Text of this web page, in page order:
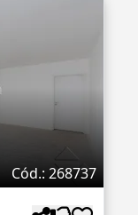
Cód.: 268737